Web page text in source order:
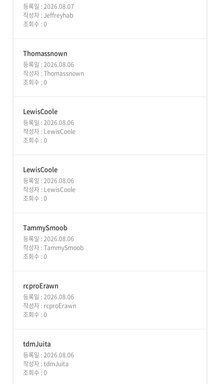
등록일 : 2026.08.07
작성자 :Jeffreyhab
조회수 : 0
Thomassnown
등록일 : 2026.08.06
작성자 :Thomassnown
조회수 : 0
LewisCoole
등록일 : 2026.08.06
작성자 : LewisCoole
조회수 : 0
LewisCoole
등록일 : 2026.08.06
작성자 : LewisCoole
조회수 : 0
TammySmoob
등록일 : 2026.08.06
작성자 :TammySmoob
조회수 : 0
rcproErawn
등록일 : 2026.08.06
작성자 : rcproErawn
조회수 : 0
tdmJuita
등록일 : 2026.08.06
작성자 :tdmJuita
조회수 : 0